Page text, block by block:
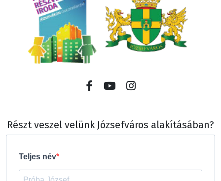
Részt veszel velünk Józsefváros alakításában?
Teljes név